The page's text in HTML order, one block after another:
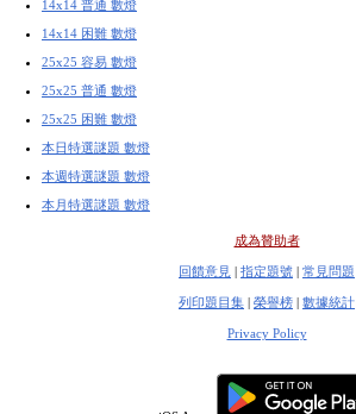
14x14 普通 數燈
14x14 困難 數燈
25x25 容易 數燈
25x25 普通 數燈
25x25 困難 數燈
本日特選謎題 數燈
本週特選謎題 數燈
本月特選謎題 數燈
成為贊助者
回饋意見 | 指定題號 | 常見問題
列印題目集 | 榮譽榜 | 數據統計
Privacy Policy